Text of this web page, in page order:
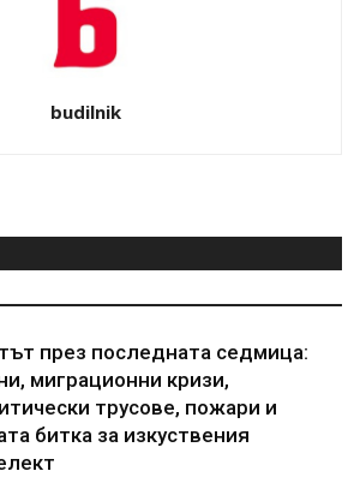
budilnik
през последната седмица:
миграционни кризи,
трусове, пожари и
битка за изкуствения